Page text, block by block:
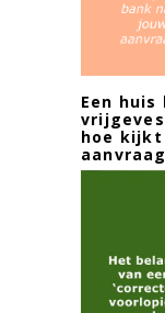
Een
hoe kijkt